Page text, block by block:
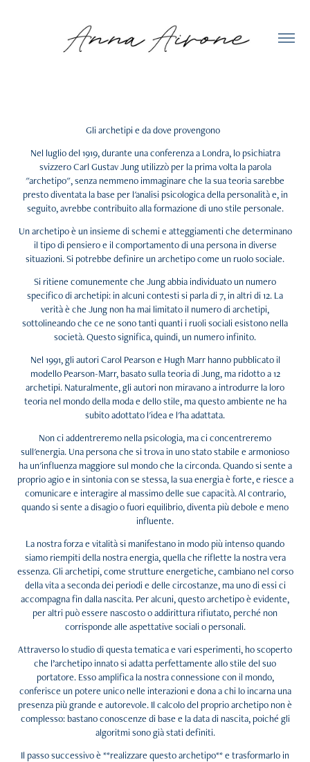
Gli archetipi e da dove provengono
Nel luglio del 1919, durante una conferenza a Londra, lo psichiatra
svizzero Carl Gustav Jung utilizzò per la prima volta la parola
"archetipo", senza nemmeno immaginare che la sua teoria sarebbe
presto diventata la base per l'analisi psicologica della personalità e, in
seguito, avrebbe contribuito alla formazione di uno stile personale.
Un archetipo è un insieme di schemi e atteggiamenti che determinano
il tipo di pensiero e il comportamento di una persona in diverse
situazioni. Si potrebbe definire un archetipo come un ruolo sociale.
Si ritiene comunemente che Jung abbia individuato un numero
specifico di archetipi: in alcuni contesti si parla di 7, in altri di 12. La
verità è che Jung non ha mai limitato il numero di archetipi,
sottolineando che ce ne sono tanti quanti i ruoli sociali esistono nella
società. Questo significa, quindi, un numero infinito.
Nel 1991, gli autori Carol Pearson e Hugh Marr hanno pubblicato il
modello Pearson-Marr, basato sulla teoria di Jung, ma ridotto a 12
archetipi. Naturalmente, gli autori non miravano a introdurre la loro
teoria nel mondo della moda e dello stile, ma questo ambiente ne ha
subito adottato l'idea e l'ha adattata.
Non ci addentreremo nella psicologia, ma ci concentreremo
sull'energia. Una persona che si trova in uno stato stabile e armonioso
ha un'influenza maggiore sul mondo che la circonda. Quando si sente a
proprio agio e in sintonia con se stessa, la sua energia è forte, e riesce a
comunicare e interagire al massimo delle sue capacità. Al contrario,
quando si sente a disagio o fuori equilibrio, diventa più debole e meno
influente.
La nostra forza e vitalità si manifestano in modo più intenso quando
siamo riempiti della nostra energia, quella che riflette la nostra vera
essenza. Gli archetipi, come strutture energetiche, cambiano nel corso
della vita a seconda dei periodi e delle circostanze, ma uno di essi ci
accompagna fin dalla nascita. Per alcuni, questo archetipo è evidente,
per altri può essere nascosto o addirittura rifiutato, perché non
corrisponde alle aspettative sociali o personali.
Attraverso lo studio di questa tematica e vari esperimenti, ho scoperto
che l’archetipo innato si adatta perfettamente allo stile del suo
portatore. Esso amplifica la nostra connessione con il mondo,
conferisce un potere unico nelle interazioni e dona a chi lo incarna una
presenza più grande e autorevole. Il calcolo del proprio archetipo non è
complesso: bastano conoscenze di base e la data di nascita, poiché gli
algoritmi sono già stati definiti.
Il passo successivo è **realizzare questo archetipo** e trasformarlo in